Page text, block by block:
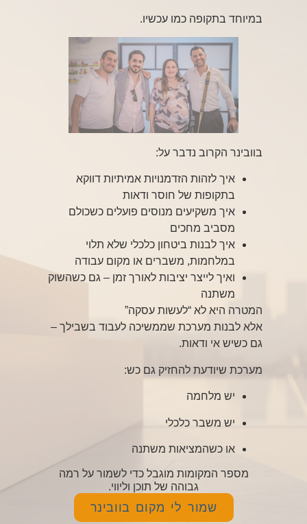
במיוחד בתקופה כמו עכשיו.
בוובינר הקרוב נדבר על:
איך לזהות הזדמנויות אמיתיות דווקא
בתקופות של חוסר ודאות
איך משקיעים מנוסים פועלים כשכולם
מסביב מחכים
איך לבנות ביטחון כלכלי שלא תלוי
במלחמות, משברים או מקום עבודה
ואיך לייצר יציבות לאורך זמן – גם כשהשוק
משתנה
המטרה היא לא “לעשות עסקה”
אלא לבנות מערכת שממשיכה לעבוד בשבילך –
גם כשיש אי ודאות.
מערכת שיודעת להחזיק גם כש:
יש מלחמה
יש משבר כלכלי
או כשהמציאות משתנה
מספר המקומות מוגבל כדי לשמור על רמה
גבוהה של תוכן וליווי.
שמור לי מקום בוובינר